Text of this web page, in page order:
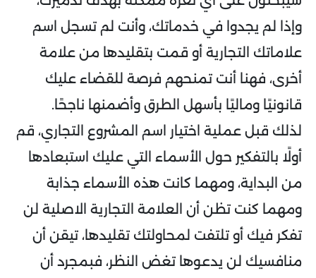
وإذا لم يجدوا في خدماتك، وأنت لم تسجل اسم
علاماتك التجارية أو قمت بتقليدها من علامة
أخرى، فهنا أنت تمنحهم فرصة للقضاء عليك
قانونيًا وماليًا بأسهل الطرق وأضمنها ناجحًا.
لذلك قبل عملية اختيار اسم المشروع التجاري، قم
أولًا بالتفكير حول الأسماء التي عليك استبعادها
من البداية، ومهما كانت هذه الأسماء جذابة
ومهما كنت تظن أن العلامة التجارية الاصلية لن
تفكر فيك أو تلتفت لمحاولتك تقليدها، تيقن أن
منافسيك لن يدعوها تغض النظر، فبمجرد أن